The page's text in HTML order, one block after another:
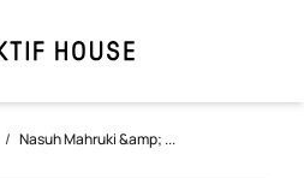
/ Nasuh Mahruki &amp; ...